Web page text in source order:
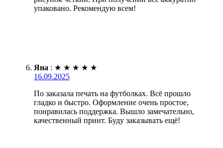
упаковано. Рекомендую всем!
Яна : ★ ★ ★ ★ ★
16.09.2025
По заказала печать на футболках. Всё прошло
гладко и быстро. Оформление очень простое,
понравилась поддержка. Вышло замечательно,
качественный принт. Буду заказывать ещё!